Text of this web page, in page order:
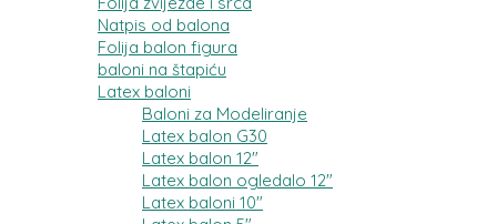
Natpis od balona
Folija balon figura
baloni na štapiću
Latex baloni
Baloni za Modeliranje
Latex balon G30
Latex balon 12″
Latex balon ogledalo 12″
Latex baloni 10″